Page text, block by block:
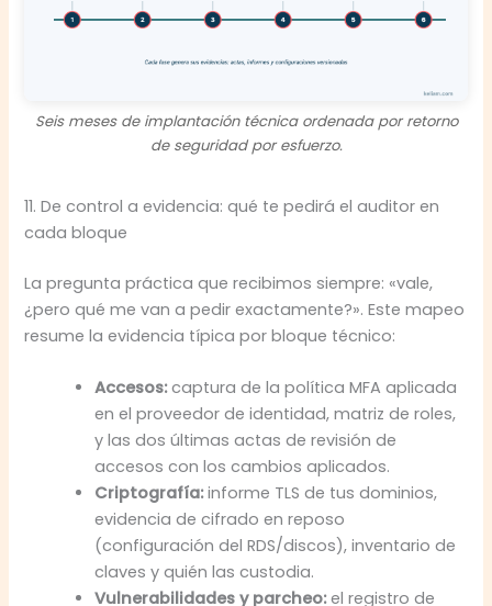
Seis meses de implantación técnica ordenada por retorno
de seguridad por esfuerzo.
11. De control a evidencia: qué te pedirá el auditor en
cada bloque
La pregunta práctica que recibimos siempre: «vale,
¿pero qué me van a pedir exactamente?». Este mapeo
resume la evidencia típica por bloque técnico:
Accesos:captura de la política MFA aplicada
en el proveedor de identidad, matriz de roles,
y las dos últimas actas de revisión de
accesos con los cambios aplicados.
Criptografía:informe TLS de tus dominios,
evidencia de cifrado en reposo
(configuración del RDS/discos), inventario de
claves y quién las custodia.
Vulnerabilidades y parcheo:el registro de